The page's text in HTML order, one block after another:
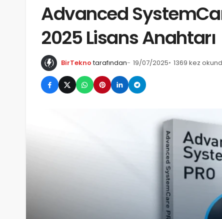
Advanced
2025 Lisans Anahtarı
BirTekno tarafından 19/07/2025 1369 kez